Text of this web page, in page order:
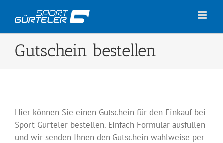
Inhalt
Gutschein bestellen
Hier können Sie einen Gutschein für den Einkauf bei
Sport Gürteler bestellen. Einfach Formular ausfüllen
und wir senden Ihnen den Gutschein wahlweise per